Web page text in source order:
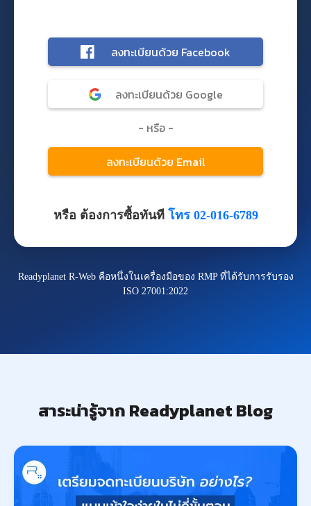
หรือ ต้องการซื้อทันที โทร 02-016-6789
Readyplanet R-Web คือหนึ่งในเครื่องมือของ RMP ที่ได้รับการรับรอง
ISO 27001:2022
สาระน่ารู้จาก Readyplanet Blog